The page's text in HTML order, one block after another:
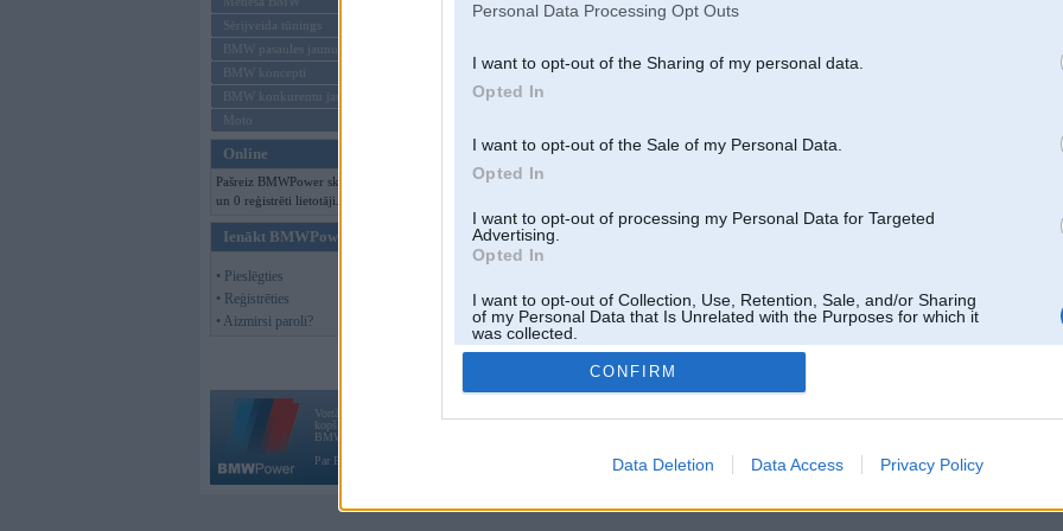
Personal Data Processing Opt Outs
I want to opt-out of the Sharing of my personal data.
Opted In
I want to opt-out of the Sale of my Personal Data.
Opted In
I want to opt-out of processing my Personal Data for Targeted
Advertising.
Opted In
I want to opt-out of Collection, Use, Retention, Sale, and/or Sharing
of my Personal Data that Is Unrelated with the Purposes for which it
was collected.
Opted Out
CONFIRM
Data Deletion Data Access Privacy Policy
Sērijveida tūnings
BMW pasaules jaunumi
BMW koncepti
BMW konkurentu jaunumi
Moto
Online
Pašreiz BMWPower skatās 92 viesi
un 0 reģistrēti lietotāji.
Ienākt BMWPower
• Pieslēgties
• Reģistrēties
• Aizmirsi paroli?
Vortāls BMWPower.lv darbojas
kopš 2002. gada 14. maija. Tas nav auto klubs un nav saistīts ar
BMW AG.
Par BMWPower